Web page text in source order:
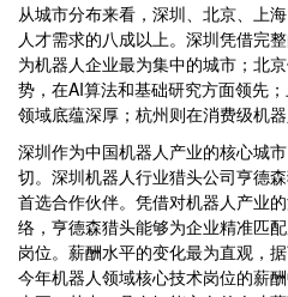
从城市分布来看，深圳、北京、上
人才需求的八成以上。深圳凭借完
为机器人企业最为集中的城市；北
势，在AI算法和基础研究方面领先
领域底蕴深厚；杭州则在消费级机
深圳作为中国机器人产业的核心城
切。深圳机器人行业猎头公司亨德
首选合作伙伴。凭借对机器人产业
络，亨德森猎头能够为企业精准匹
岗位。薪酬水平的变化最为直观，
今年机器人领域核心技术岗位的薪